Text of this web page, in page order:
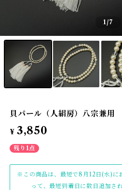
1/7
貝パール（人絹房）八宗兼用
¥ 3,850
残り1点
※この商品は、最短で8月12日(水)に
って、最短到着日に数日追加さ